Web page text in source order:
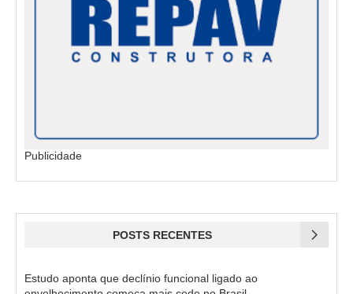
Publicidade
POSTS RECENTES
Estudo aponta que declínio funcional ligado ao